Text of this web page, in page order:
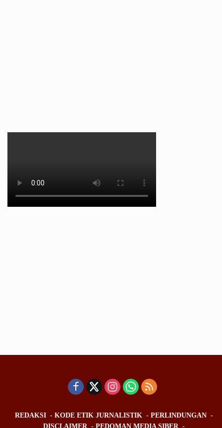
REDAKSI KODE ETIK JURNALISTIK
PERLINDUNGAN
DISCLAIMER
PEDOMAN MEDIA SIBER